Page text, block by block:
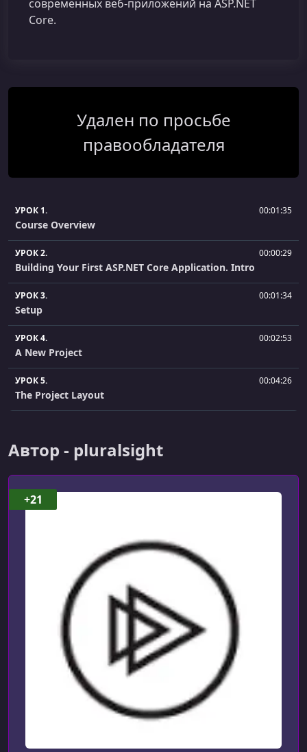
современных веб‑приложений на ASP.NET
Core.
Удален по просьбе
правообладателя
УРОК 1. 00:01:35
Course Overview
УРОК 2. 00:00:29
Building Your First ASP.NET Core Application. Intro
УРОК 3. 00:01:34
Setup
УРОК 4. 00:02:53
A New Project
УРОК 5. 00:04:26
The Project Layout
Adding a Configuration Source
УРОК 8.
Building Your First ASP.NET Core Application. Summary
Startup and Middleware. Introduction
How Middleware Works
Using IApplicationBuilder
Автор - pluralsight
+21